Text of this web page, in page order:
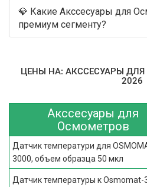
💎 Какие Акссесуары для
премиум сегменту?
ЦЕНЫ НА: АКССЕСУАРЫ ДЛЯ
2026
Акссесуары для
Осмометров
Датчик температури для
3000, объем образца 50 мкл
Датчик температуры к Osmomat-